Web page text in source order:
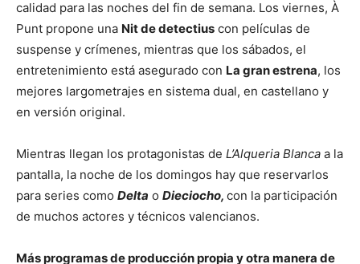
calidad para las noches del fin de semana. Los viernes, À
Punt propone una Nit de detectius con películas de
suspense y crímenes, mientras que los sábados, el
entretenimiento está asegurado con La gran estrena, los
mejores largometrajes en sistema dual, en castellano y
en versión original.
Mientras llegan los protagonistas de L’Alqueria Blanca a la
pantalla, la noche de los domingos hay que reservarlos
para series como Delta o Dieciocho, con la participación
de muchos actores y técnicos valencianos.
Más programas de producción propia y otra manera de